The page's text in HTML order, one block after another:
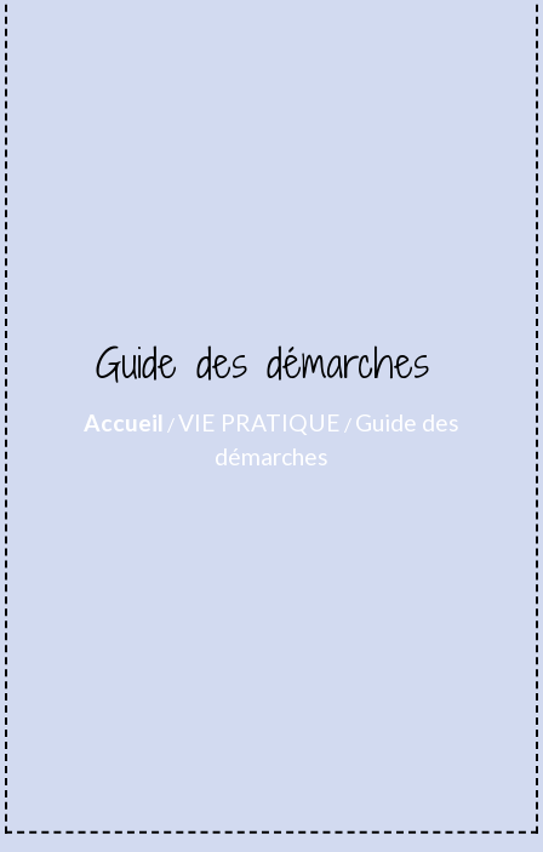
Guide des démarches
Accueil /VIE PRATIQUE / Guide des
démarches